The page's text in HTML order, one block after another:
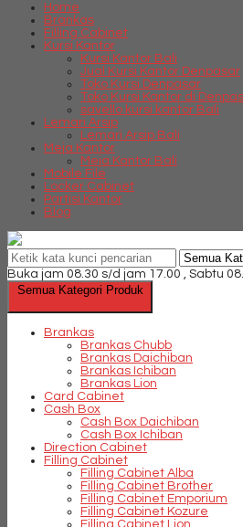
Home
Brankas
Filling Cabinet
Kursi Kantor
Kursi Kantor Bali
Jual Kursi Kantor Denpasar
Toko Kursi Denpasar
Toko Kursi Kantor di
savello kursi kantor Bali
Lemari Arsip
Lemari Arsip Bali
Meja Kantor
Meja Kantor Bali
Mobile File
Locker Cabinet
Partisi Kantor
Blog
Buka jam 08.30 s/d jam 17.00 , Sabtu
Semua Kategori Produk
Brankas
Brankas Chubb
Brankas Daichiban
Brankas Ichiban
Brankas Lion
Card Cabinet
Cash Box
Cash Box Daichiban
Cash Box Ichiban
Direction Cabinet
Filling Cabinet
Filling Cabinet Alba
Filling Cabinet Brother
Filling Cabinet Emporium
Filling Cabinet Kozure
Filling Cabinet Lion